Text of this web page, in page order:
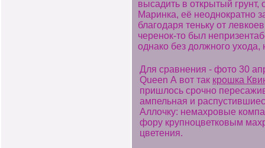
высадить в открытый
Маринка, её неоднократно
благодаря теньку от
черенок-то был
однако без должного ухода,
Для сравнения - фото 30
Queen А вот так крошка
пришлось срочно
ампельная и
Аллочку: немахровые
фору крупноцветковым
цветения.